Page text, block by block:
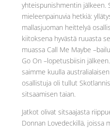
yhteispunishmentin jälkeen.
mieleenpainuvia hetkiä:
mallasjuoman heittelyä
kiitoksena hyvästä ruuasta
muassa Call Me Maybe
Go On –lopetusbiisin
saimme kuulla
osallistuja oli tullut
sitsaamisen taian.
Jatkot olivat sitsaajasta
Donnan Lovedeckillä, joissa